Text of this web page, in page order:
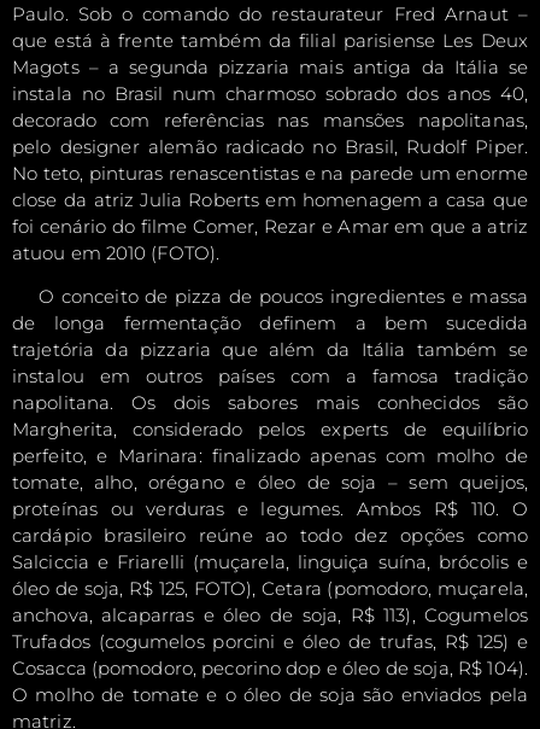
Paulo. Sob o comando do restaurateur Fred Arnaut –
que está à frente também da filial parisiense Les Deux
Magots – a segunda pizzaria mais antiga da Itália se
instala no Brasil num charmoso sobrado dos anos 40,
decorado com referências nas mansões napolitanas,
pelo designer alemão radicado no Brasil, Rudolf Piper.
No teto, pinturas renascentistas e na parede um enorme
close da atriz Julia Roberts em homenagem a casa que
foi cenário do filme Comer, Rezar e Amar em que a atriz
atuou em 2010 (FOTO).
O conceito de pizza de poucos ingredientes e massa
de longa fermentação definem a bem sucedida
trajetória da pizzaria que além da Itália também se
instalou em outros países com a famosa tradição
napolitana. Os dois sabores mais conhecidos são
Margherita, considerado pelos experts de equilíbrio
perfeito, e Marinara: finalizado apenas com molho de
tomate, alho, orégano e óleo de soja – sem queijos,
proteínas ou verduras e legumes. Ambos R$ 110. O
cardápio brasileiro reúne ao todo dez opções como
Salciccia e Friarelli (muçarela, linguiça suína, brócolis e
óleo de soja, R$ 125, FOTO), Cetara (pomodoro, muçarela,
anchova, alcaparras e óleo de soja, R$ 113), Cogumelos
Trufados (cogumelos porcini e óleo de trufas, R$ 125) e
Cosacca (pomodoro, pecorino dop e óleo de soja, R$ 104).
O molho de tomate e o óleo de soja são enviados pela
matriz.